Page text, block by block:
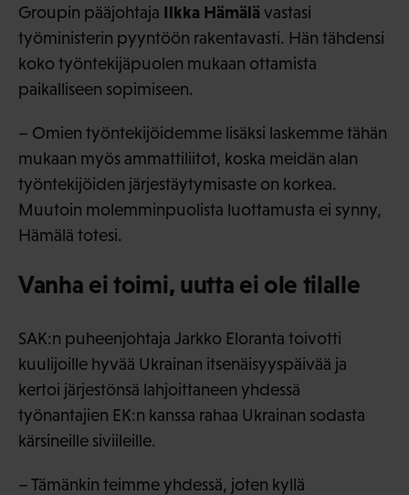
Groupin pääjohtaja Ilkka Hämälä vastasi
työministerin pyyntöön rakentavasti. Hän tähdensi
koko työntekijäpuolen mukaan ottamista
paikalliseen sopimiseen.
– Omien työntekijöidemme lisäksi laskemme tähän
mukaan myös ammattiliitot, koska meidän alan
työntekijöiden järjestäytymisaste on korkea.
Muutoin molemminpuolista luottamusta ei synny,
Hämälä totesi.
Vanha ei toimi, uutta ei ole tilalle
SAK:n puheenjohtaja Jarkko Eloranta toivotti
kuulijoille hyvää Ukrainan itsenäisyyspäivää ja
kertoi järjestönsä lahjoittaneen yhdessä
työnantajien EK:n kanssa rahaa Ukrainan sodasta
kärsineille siviileille.
– Tämänkin teimme yhdessä, joten kyllä